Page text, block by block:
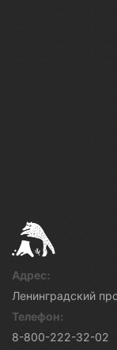
Адрес:
Ленинградский
Телефон:
8-800-222-32-02